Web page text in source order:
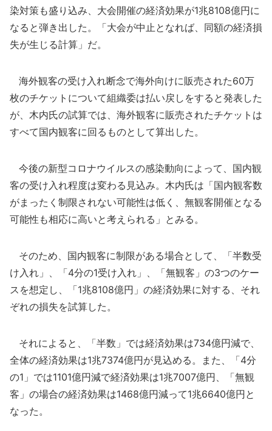
染対策も盛り込み、大会開催の経済効果が1兆8108億円に
なると弾き出した。「大会が中止となれば、同額の経済損
失が生じる計算」だ。
海外観客の受け入れ断念で海外向けに販売された60万
枚のチケットについて組織委は払い戻しをすると発表した
が、木内氏の試算では、海外観客に販売されたチケットは
すべて国内観客に回るものとして算出した。
今後の新型コロナウイルスの感染動向によって、国内観
客の受け入れ程度は変わる見込み。木内氏は「国内観客数
がまったく制限されない可能性は低く、無観客開催となる
可能性も相応に高いと考えられる」とみる。
そのため、国内観客に制限がある場合として、「半数受
け入れ」、「4分の1受け入れ」、「無観客」の3つのケー
スを想定し、「1兆8108億円」の経済効果に対する、それ
ぞれの損失を試算した。
それによると、「半数」では経済効果は734億円減で、
全体の経済効果は1兆7374億円が見込める。また、「4分
の1」では1101億円減で経済効果は1兆7007億円、「無観
客」の場合の経済効果は1468億円減って1兆6640億円と
なった。